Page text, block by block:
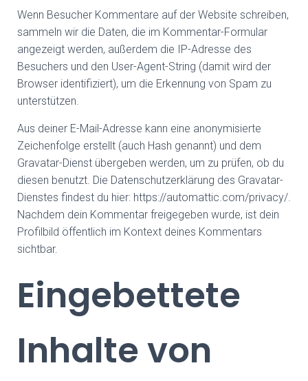
Wenn Besucher Kommentare auf der Website schreiben,
sammeln wir die Daten, die im Kommentar-Formular
angezeigt werden, außerdem die IP-Adresse des
Besuchers und den User-Agent-String (damit wird der
Browser identifiziert), um die Erkennung von Spam zu
unterstützen.
Aus deiner E-Mail-Adresse kann eine anonymisierte
Zeichenfolge erstellt (auch Hash genannt) und dem
Gravatar-Dienst übergeben werden, um zu prüfen, ob du
diesen benutzt. Die Datenschutzerklärung des Gravatar-
Dienstes findest du hier: https://automattic.com/privacy/.
Nachdem dein Kommentar freigegeben wurde, ist dein
Profilbild öffentlich im Kontext deines Kommentars
sichtbar.
Eingebettete
Inhalte von